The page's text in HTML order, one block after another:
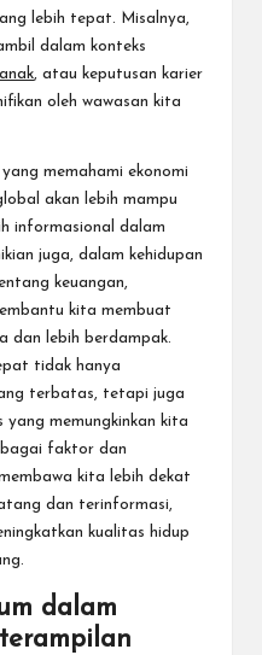
lebih tepat. Misalnya,
dalam konteks
, atau keputusan karier
oleh wawasan kita
memahami ekonomi
akan lebih mampu
informasional dalam
juga, dalam kehidupan
keuangan,
kita membuat
dan lebih berdampak.
tidak hanya
terbatas, tetapi juga
yang memungkinkan kita
faktor dan
kita lebih dekat
dan terinformasi,
kualitas hidup
dalam